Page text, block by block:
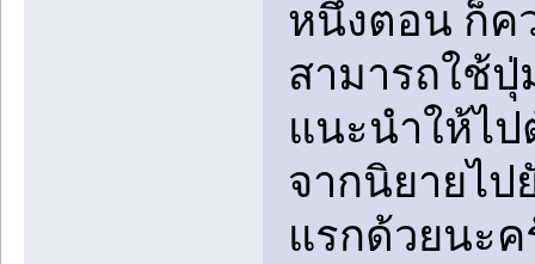
หนึ่งตอน ก็ค
สามารถใช้
แนะนำให้ไ
จากนิยายไ
แรกด้วยนะ